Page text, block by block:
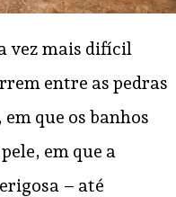
vez mais difícil
entre as pedras
que os banhos
em que a
– até